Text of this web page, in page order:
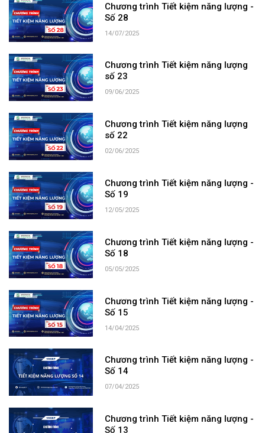
Chương trình Tiết kiệm năng lượng -
Số 28
14/07/2025
Chương trình Tiết kiệm năng lượng
số 23
09/06/2025
Chương trình Tiết kiệm năng lượng
số 22
02/06/2025
Chương trình Tiết kiệm năng lượng -
Số 19
12/05/2025
Chương trình Tiết kiệm năng lượng -
Số 18
05/05/2025
Chương trình Tiết kiệm năng lượng -
Số 15
14/04/2025
Chương trình Tiết kiệm năng lượng -
Số 14
07/04/2025
Chương trình Tiết kiệm năng lượng -
Số 13